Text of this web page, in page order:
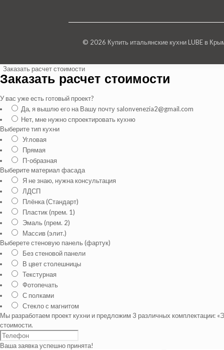
© 2026 Купить итальянские кухни LUBE в
Заказать расчет стоимости
Заказать расчет стоимости
У вас уже есть готовый проект?
Да, я вышлю его на Вашу почту salonvenezia2@gmail.com
Нет, мне нужно спроектировать кухню
Выберите тип кухни
Угловая
Прямая
П-образная
Выберите материал фасада
Я не знаю, нужна консультация
ЛДСП
Плёнка (Стандарт)
Пластик (прем. 1)
Эмаль (прем. 2)
Массив (элит.)
Выберете стеновую панель (фартук)
Без стеновой панели
В цвет столешницы
Текстурная
Фотопечать
С полками
Стекло с магнитом
Мы разработаем проект кухни и предложим 3 различных комплектации:
стоимости.
Ваша заявка успешно принята!